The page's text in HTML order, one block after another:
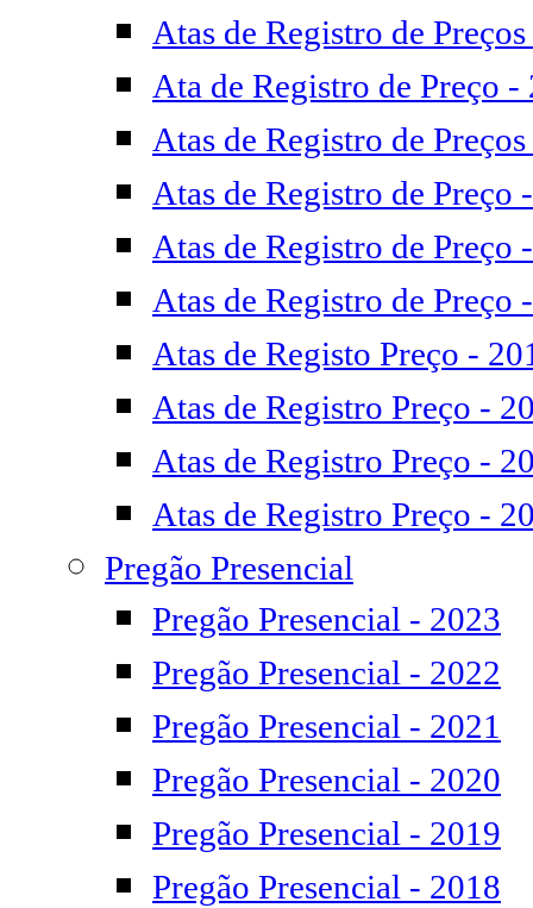
Atas de Registro de
Ata de Registro de Preço -
Atas de Registro de
Atas de Registro de Preço
Atas de Registro de Preço
Atas de Registro de Preço
Atas de Registo Preço -
Atas de Registro Preço -
Atas de Registro Preço -
Atas de Registro Preço -
Pregão Presencial
Pregão Presencial - 2023
Pregão Presencial - 2022
Pregão Presencial - 2021
Pregão Presencial - 2020
Pregão Presencial - 2019
Pregão Presencial - 2018